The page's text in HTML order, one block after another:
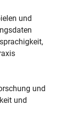
und
und
und